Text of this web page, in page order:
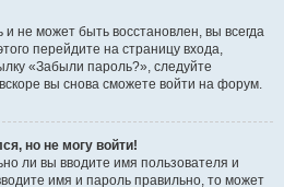
не может быть восстановлен, вы всегда
перейдите на страницу входа,
«Забыли пароль?», следуйте
вы снова сможете войти на форум.
но не могу войти!
ли вы вводите имя пользователя и
имя и пароль правильно, то может